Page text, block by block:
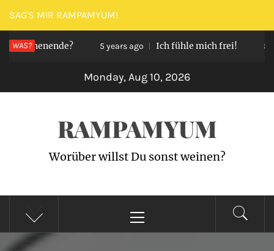
Skip
to
content
SAG'S MIR RAMPAMYUM!
WAS? 5 years ago Ich fühle mich frei! 5
Monday, Aug 10, 2026
RAMPAMYUM
Worüber willst Du sonst weinen?
Menu